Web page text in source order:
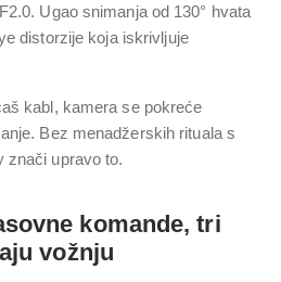
Ugao snimanja od 130° hvata
distorzije koja iskrivljuje
kabl, kamera se pokreće
Bez menadžerskih rituala s
znači upravo to.
komande, tri
vožnju